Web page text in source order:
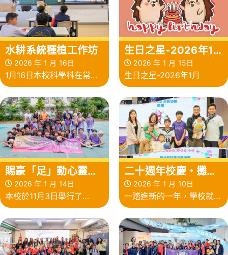
一盆盆獨一無二的蝴蝶蘭年
花
稚園推行 保良「低碳生活
小天使」計劃
水耕系統種植工作坊
2026 年 1 月 16日
1月16日本校科學科在常識
種植小先鋒和友校保良局朱
敬文中學的同學合辦了水耕
系統工作坊
生日之星-2026年1
月2026 年 1 月 15日
生日之星-2026年1月
賜豪「足」動心靈—
李金凱先生勵志足球
同樂日
2026 年 1 月 14日
本校於11月3日舉行了
勵志足球同樂日活動，邀得
在「中年好聲音3」中勇奪
二十週年校慶・攤位
資訊日
2026 年 1 月 10日
一踏進新的一年，學校就舉
2026年1月10日是我校「二
十週年校慶攤位資訊日」的